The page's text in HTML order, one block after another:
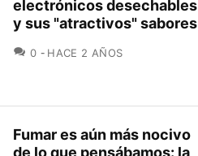
electrónicos desechables
y sus "atractivos" sabores
0 COMENTARIOS
HACE 2 AÑOS
Fumar es aún más nocivo
de lo que pensábamos: la